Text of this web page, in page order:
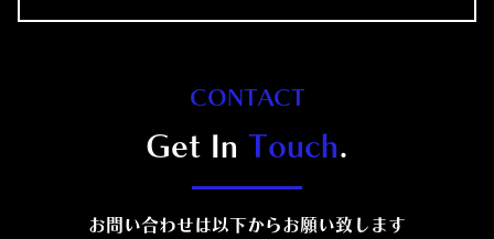
CONTACT
Get In Touch .
お問い合わせは以下からお願い致します